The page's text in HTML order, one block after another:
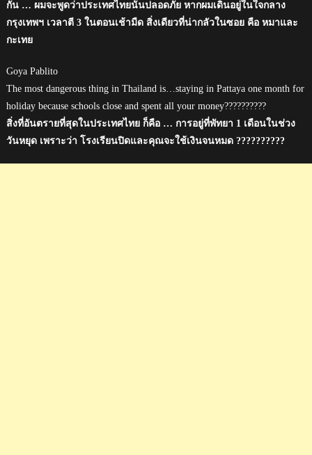
กัน … ผมจะพูดว่าประเทศไทยนั้นปลอดภัย หากผมเดินอยู่ในใจกลาง
กรุงเทพฯ เวลาตี 3 ในตอนเช้ามืด สิ่งเดียวที่น่ากลัวในซอย คือ หมาและ
กะเทย
Goya Pablito
The most dangerous thing in Thailand is…staying in Pattaya one month for
holiday because schools close and spent all your money??????????
สิ่งที่อันตรายที่สุดในประเทศไทย ก็คือ … การอยู่ที่พัทยา 1 เดือนในช่วง
วันหยุด เพราะว่า โรงเรียนปิดและคุณจะใช้เงินจนหมด ??????????